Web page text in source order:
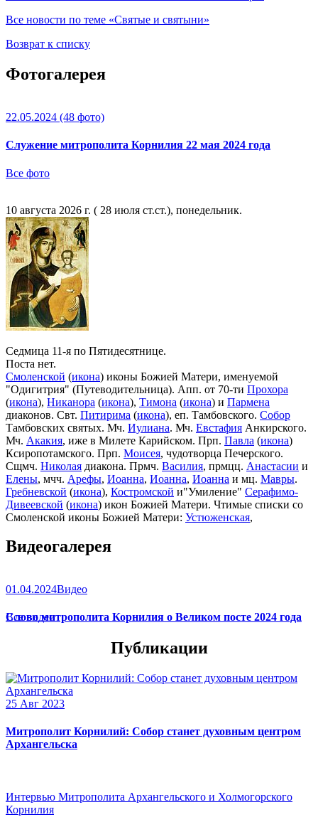
Все новости по теме «Святые и святыни»
Возврат к списку
Фотогалерея
22.05.2024 (48 фото)
Служение митрополита Корнилия 22 мая 2024 года
Все фото
10 августа 2026 г. ( 28 июля ст.ст.), понедельник.
Седмица 11-я по Пятидесятнице.
Поста нет.
Смоленской (икона) иконы Божией Матери, именуемой
"Одигитрия" (Путеводительница). Апп. от 70-ти Прохора
(икона), Никанора (икона), Тимона (икона) и Пармена
диаконов. Свт. Питирима (икона), еп. Тамбовского. Собор
Тамбовских святых. Мч. Иулиана. Мч. Евстафия Анкирского.
Мч. Акакия, иже в Милете Карийском. Прп. Павла (икона)
Ксиропотамского. Прп. Моисея, чудотворца Печерского.
Сщмч. Николая диакона. Прмч. Василия, прмцц. Анастасии и
Елены, мчч. Арефы, Иоанна, Иоанна, Иоанна и мц. Мавры.
Гребневской (икона), Костромской и"Умиление" Серафимо-
Дивеевской (икона) икон Божией Матери. Чтимые списки со
Смоленской иконы Божией Матери: Устюженская,
(икона),Игрицкая,Шуйская
Сергиевская(в Троице-Сергиевой Лавре).
Видеогалерея
01.04.2024Видео
Слово митрополита Корнилия о Великом посте 2024 года
Все видео
Публикации
25 Авг 2023
Митрополит Корнилий: Собор станет духовным центром
Архангельска
Интервью Митрополита Архангельского и Холмогорского
Корнилия